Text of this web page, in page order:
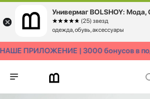
ПРИЛОЖЕНИЕ | 3000 бонусов в
Универмаг BOLSHOY: Мода,
☆☆☆☆☆
★★★★★ (25) звезд
одежда, обувь, аксессуары